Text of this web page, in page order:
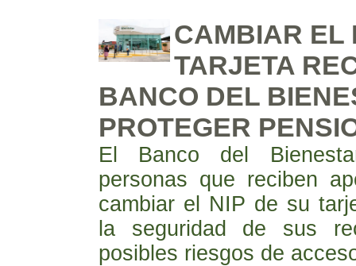
CAMBIAR EL
TARJETA
BANCO DEL
PROTEGER
El Banco del
personas que reciben
cambiar el NIP de su
la seguridad de sus
posibles riesgos de